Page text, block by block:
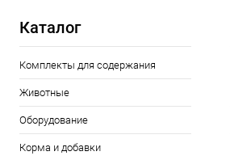
Каталог
Комплекты для содержания
Животные
Оборудование
Корма и добавки